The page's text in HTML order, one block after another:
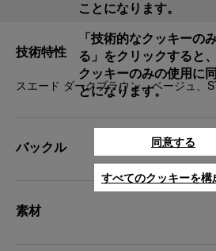
技術特性
スエード ダークブラウン、ベージュ、
バックル
素材
ことになります。
「技術的なクッキーの
る」をクリックすると
クッキーのみの使用に
とになります。
同意する
すべてのクッキーを構